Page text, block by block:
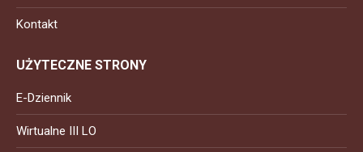
Kontakt
UŻYTECZNE STRONY
E-Dziennik
Wirtualne III LO